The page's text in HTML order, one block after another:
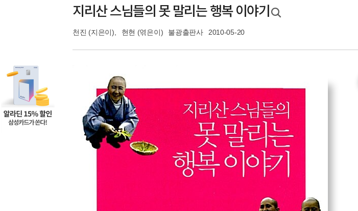
지리산 스님들의 못 말리는 행복 이야기
천진 (지은이), 현현 (엮은이) 불광출판사 2010-05-20